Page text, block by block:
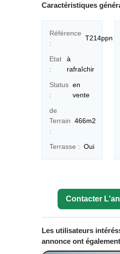
Caractéristiques
Référence
:
T214ppn
Etat
:
à
rafraîchir
Status
:
en
vente
de
Terrain
:
466m2
Terrasse : Oui
Contacter
Les utilisateurs
annonce ont